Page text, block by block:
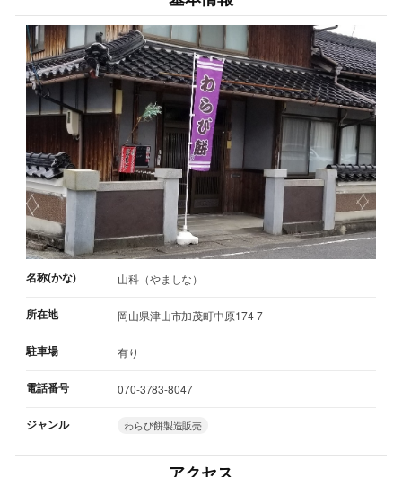
名称(かな) 山科（やましな）
所在地 岡山県津山市加茂町中原174-7
駐車場 有り
電話番号 070-3783-8047
ジャンル わらび餅製造販売